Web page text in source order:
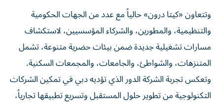
وتتعاون «كيتا درون» حالياً مع عدد من الجهات الحكومية
والتنظيمية، والمطورين، والشركاء المؤسسيين، لاستكشاف
مسارات تشغيلية جديدة ضمن بيئات حضرية متنوعة، تشمل
المتنزهات، والشواطئ، والجامعات، والمجمعات السكنية.
وتعكس تجربة الشركة الدور الذي تؤديه دبي في تمكين الشركات
التكنولوجية من تطوير حلول المستقبل وتسريع تطبيقها تجارياً،